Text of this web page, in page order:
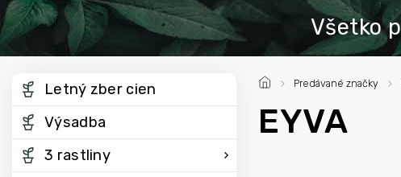
/ Predávané značky /
Letný zber cien
Výsadba
3 rastliny
EYVA